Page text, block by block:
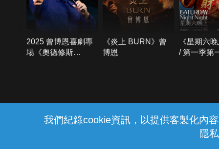
我們紀錄cookie資訊，以提供客製化內
隱
2025 曾博恩喜劇專
場《奧德修斯
《炎上 BURN》曾
博恩
《星期六
/ 第一季第